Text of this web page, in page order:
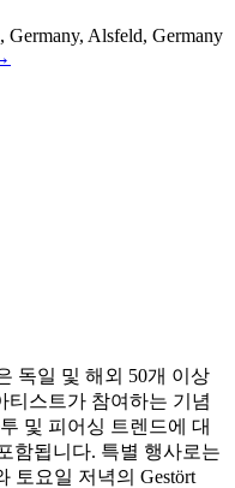
Germany, Alsfeld, Germany
독일 및 해외 50개 이상
티스트가 참여하는 기념
및 피어싱 트렌드에 대
함됩니다. 특별 행사로는
토요일 저녁의 Gestört